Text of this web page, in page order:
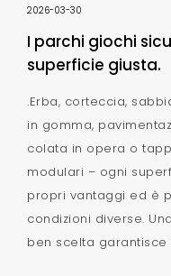
2026-03-30
I parchi giochi
superficie giusta.
.Erba, corteccia,
in gomma,
colata in opera o
modulari – ogni
propri vantaggi ed è
condizioni diverse.
ben scelta garantisce